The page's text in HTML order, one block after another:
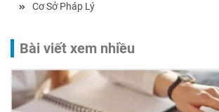
Cơ Sở Pháp Lý
Bài viết xem nhiều